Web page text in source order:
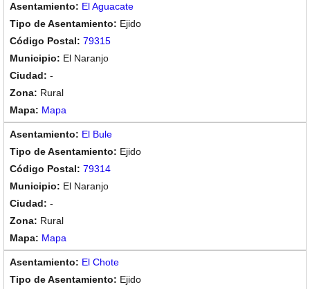
El Aguacate
Ejido
79315
El Naranjo
-
Rural
Mapa
El Bule
Ejido
79314
El Naranjo
-
Rural
Mapa
El Chote
Ejido